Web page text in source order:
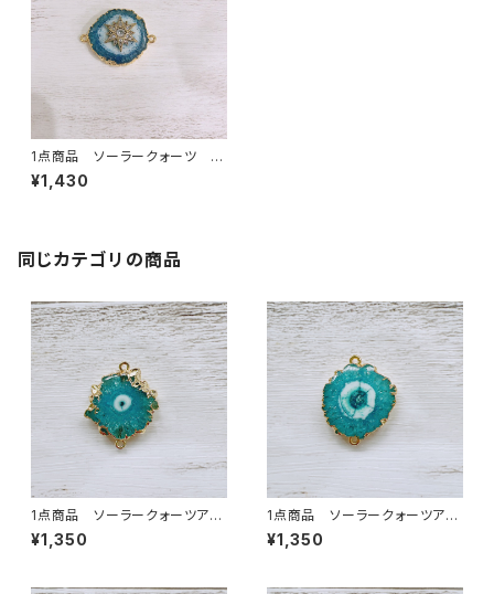
1点商品 ソーラークォーツ ワ
ンポイント付き 2カン 淡いパ
ープル×ブルー
¥1,430
同じカテゴリの商品
1点商品 ソーラークォーツアク
ア 2カン②
¥1,350
1点商品 ソーラークォーツアク
ア 2カン ④
¥1,350